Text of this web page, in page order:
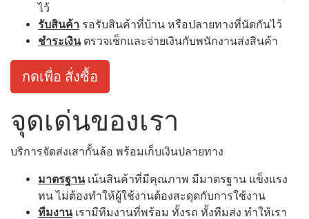
ไว้
รับสินค้า รอรับสินค้าที่บ้าน หรือปลายทางที่นัดกันไว้
ชำระเงินตรวจเช็กและจ่ายเงินกับพนักงานส่งสินค้า
กดเพื่อ สั่งซื้อ
จุดเด่นของเรา
บริการจัดส่งเสากั้นล้อ พร้อมเก็บเงินปลายทาง
มาตรฐานเน้นสินค้าที่มีคุณภาพ มีมาตรฐาน แข็งแรง
ทน ไม่ต้องทำให้ผู้ใช้งานต้องสะดุดกับการใช้งาน
ทีมงานเรามีทีมงานที่พร้อม ทั้งรถ ทั้งทีมส่ง ทำให้เรา